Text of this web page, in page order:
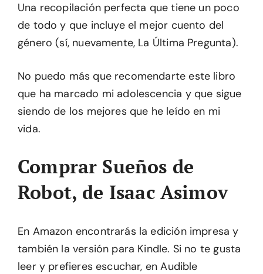
Una recopilación perfecta que tiene un poco
de todo y que incluye el mejor cuento del
género (sí, nuevamente, La Última Pregunta).
No puedo más que recomendarte este libro
que ha marcado mi adolescencia y que sigue
siendo de los mejores que he leído en mi
vida.
Comprar Sueños de
Robot, de Isaac Asimov
En Amazon encontrarás la edición impresa y
también la versión para Kindle. Si no te gusta
leer y prefieres escuchar, en Audible